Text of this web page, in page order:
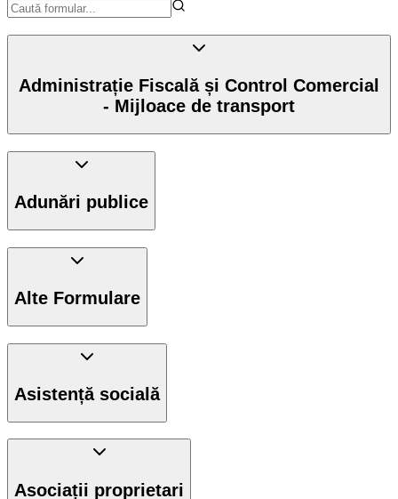
Administrație Fiscală și Control Comercial
- Mijloace de transport
Adunări publice
Alte Formulare
Asistență socială
Asociații proprietari